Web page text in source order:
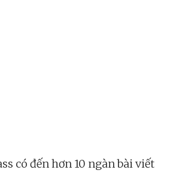
có đến hơn 10 ngàn bài viết